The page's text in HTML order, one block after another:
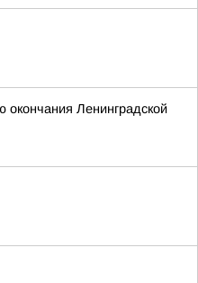
окончания Ленинградской